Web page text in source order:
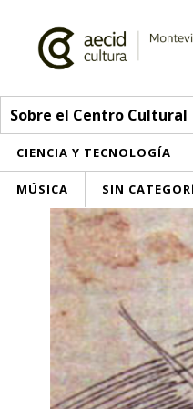
Sobre el Centro Cultural
CIENCIA Y TECNOLOGÍA
MÚSICA SIN
Sobre el Centro Cultural
Red AECID
Equipo
Instalaciones
Visítanos
Actividades
> Ir a Actividades
Esta semana
Inscripciones
Participa
Envíanos tu propuesta
Buzón de sugerencias
Noticias
Convocatorias